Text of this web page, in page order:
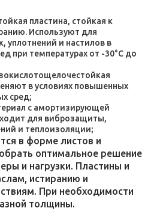
пластина, стойкая к
Используют для
уплотнений и настилов в
при температурах от -30°C до
в условиях повышенных
сред;
с амортизирующей
для виброзащиты,
и теплоизоляции;
в форме листов и
оптимальное решение
и нагрузки. Пластины и
истиранию и
При необходимости
толщины.